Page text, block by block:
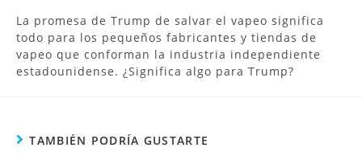
La promesa de Trump de salvar el vapeo significa
todo para los pequeños fabricantes y tiendas de
vapeo que conforman la industria independiente
estadounidense. ¿Significa algo para Trump?
TAMBIÉN PODRÍA GUSTARTE